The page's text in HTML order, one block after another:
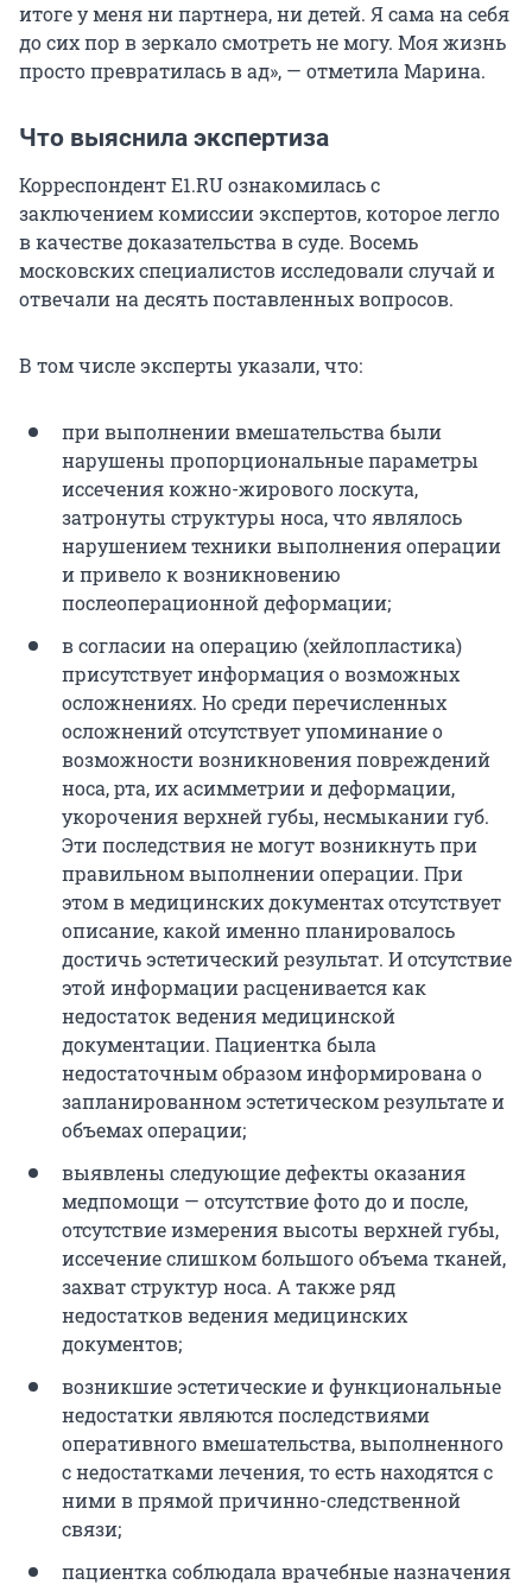
итоге у меня ни партнера, ни детей. Я сама на себя
до сих пор в зеркало смотреть не могу. Моя жизнь
просто превратилась в ад», — отметила Марина.
Что выяснила экспертиза
Корреспондент E1.RU ознакомилась с
заключением комиссии экспертов, которое легло
в качестве доказательства в суде. Восемь
московских специалистов исследовали случай и
отвечали на десять поставленных вопросов.
В том числе эксперты указали, что:
при выполнении вмешательства были
нарушены пропорциональные параметры
иссечения кожно-жирового лоскута,
затронуты структуры носа, что являлось
нарушением техники выполнения операции
и привело к возникновению
послеоперационной деформации;
в согласии на операцию (хейлопластика)
присутствует информация о возможных
осложнениях. Но среди перечисленных
осложнений отсутствует упоминание о
возможности возникновения повреждений
носа, рта, их асимметрии и деформации,
укорочения верхней губы, несмыкании губ.
Эти последствия не могут возникнуть при
правильном выполнении операции. При
этом в медицинских документах отсутствует
описание, какой именно планировалось
достичь эстетический результат. И отсутствие
этой информации расценивается как
недостаток ведения медицинской
документации. Пациентка была
недостаточным образом информирована о
запланированном эстетическом результате и
объемах операции;
выявлены следующие дефекты оказания
медпомощи — отсутствие фото до и после,
отсутствие измерения высоты верхней губы,
иссечение слишком большого объема тканей,
захват структур носа. А также ряд
недостатков ведения медицинских
документов;
возникшие эстетические и функциональные
недостатки являются последствиями
оперативного вмешательства, выполненного
с недостатками лечения, то есть находятся с
ними в прямой причинно-следственной
связи;
пациентка соблюдала врачебные назначения